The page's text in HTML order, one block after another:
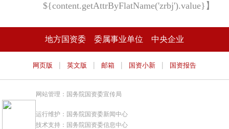
${content.getAttrByFlatName('zrbj').value}】
地方国资委 委属事业单位 中央企业
网页版 | 英文版 | 邮箱 | 国资小新 | 国资报告
网站管理：国务院国资委宣传局
运行维护：国务院国资委新闻中心
技术支持：国务院国资委信息中心